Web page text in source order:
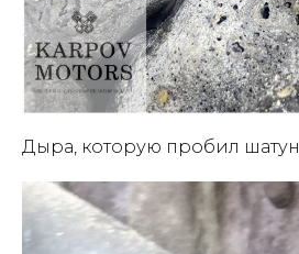
Дыра, которую пробил шатун